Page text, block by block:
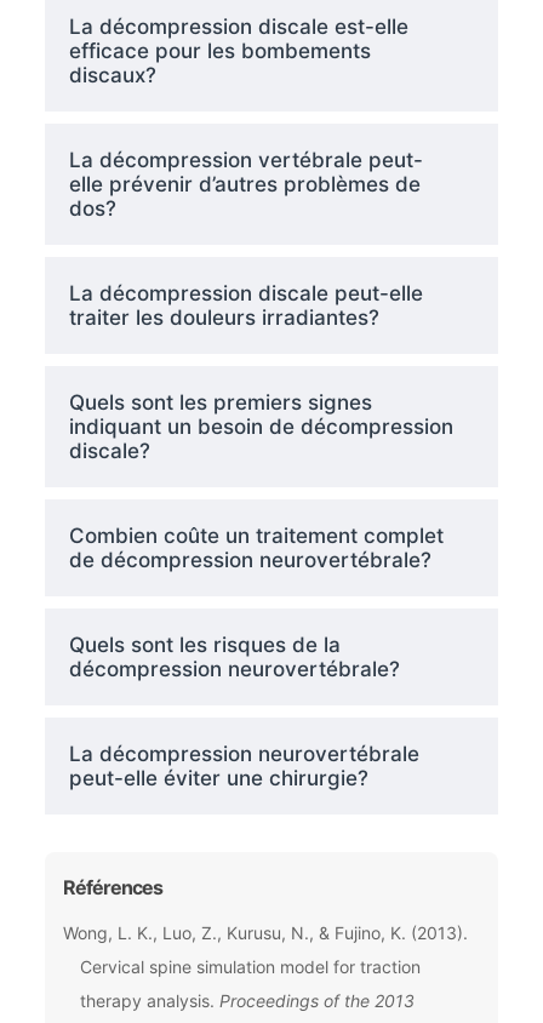
La décompression discale est-elle
efficace pour les bombements
discaux?
La décompression vertébrale peut-
elle prévenir d’autres problèmes de
dos?
La décompression discale peut-elle
traiter les douleurs irradiantes?
Quels sont les premiers signes
indiquant un besoin de décompression
discale?
Combien coûte un traitement complet
de décompression neurovertébrale?
Quels sont les risques de la
décompression neurovertébrale?
La décompression neurovertébrale
peut-elle éviter une chirurgie?
Références
Wong, L. K., Luo, Z., Kurusu, N., & Fujino, K. (2013).
Cervical spine simulation model for traction
therapy analysis. Proceedings of the 2013